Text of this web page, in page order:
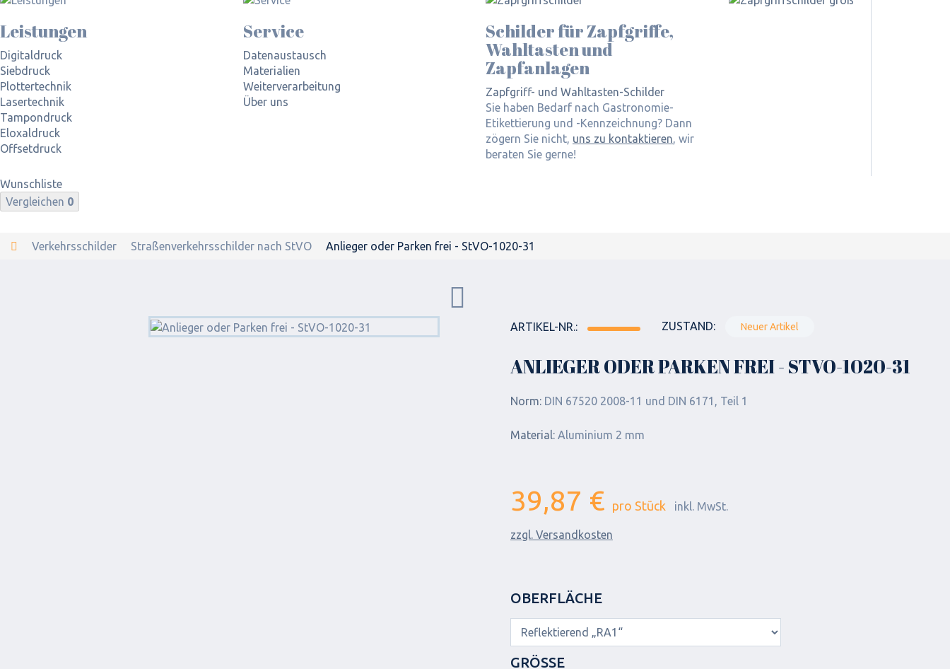
Leistungen
Digitaldruck
Siebdruck
Plottertechnik
Lasertechnik
Tampondruck
Eloxaldruck
Offsetdruck
Service
Datenaustausch
Materialien
Weiterverarbeitung
Über uns
Schilder für Zapfgriffe,
Wahltasten und
Zapfanlagen
Zapfgriff- und Wahltasten-Schilder
Sie haben Bedarf nach Gastronomie-
Etikettierung und -Kennzeichnung? Dann
zögern Sie nicht, uns zu kontaktieren, wir
beraten Sie gerne!
Wunschliste
Vergleichen 0
Verkehrsschilder Straßenverkehrsschilder nach StVO Anlieger oder Parken frei - StVO-1020-31
ARTIKEL-NR.: ZUSTAND: Neuer Artikel
ANLIEGER ODER PARKEN FREI - STVO-1020-31
Norm: DIN 67520 2008-11 und DIN 6171, Teil 1
Material: Aluminium 2 mm
39,87 € pro Stück inkl. MwSt.
zzgl. Versandkosten
OBERFLÄCHE
GRÖSSE